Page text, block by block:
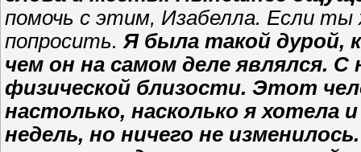
помочь с этим, Изабелла. Если
попросить. Я была такой дурой,
чем он на самом деле являлся.
физической близости. Этот
настолько, насколько я
недель, но ничего не